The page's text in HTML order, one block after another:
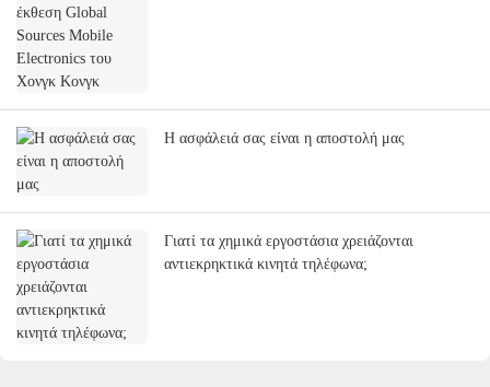
Η ασφάλειά σας είναι η αποστολή μας
Γιατί τα χημικά εργοστάσια χρειάζονται
αντιεκρηκτικά κινητά τηλέφωνα;